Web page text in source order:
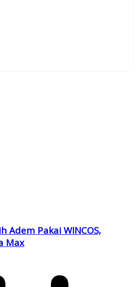
Adem Pakai WINCOS,
Max